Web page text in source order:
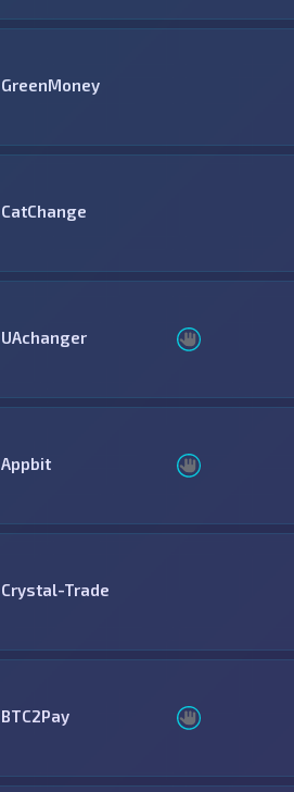
GreenMoney
CatChange
UAchanger
Appbit
Crystal-Trade
BTC2Pay